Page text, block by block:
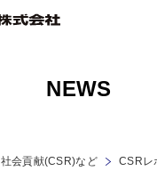
NEWS
社会貢献(CSR)など CSRレ